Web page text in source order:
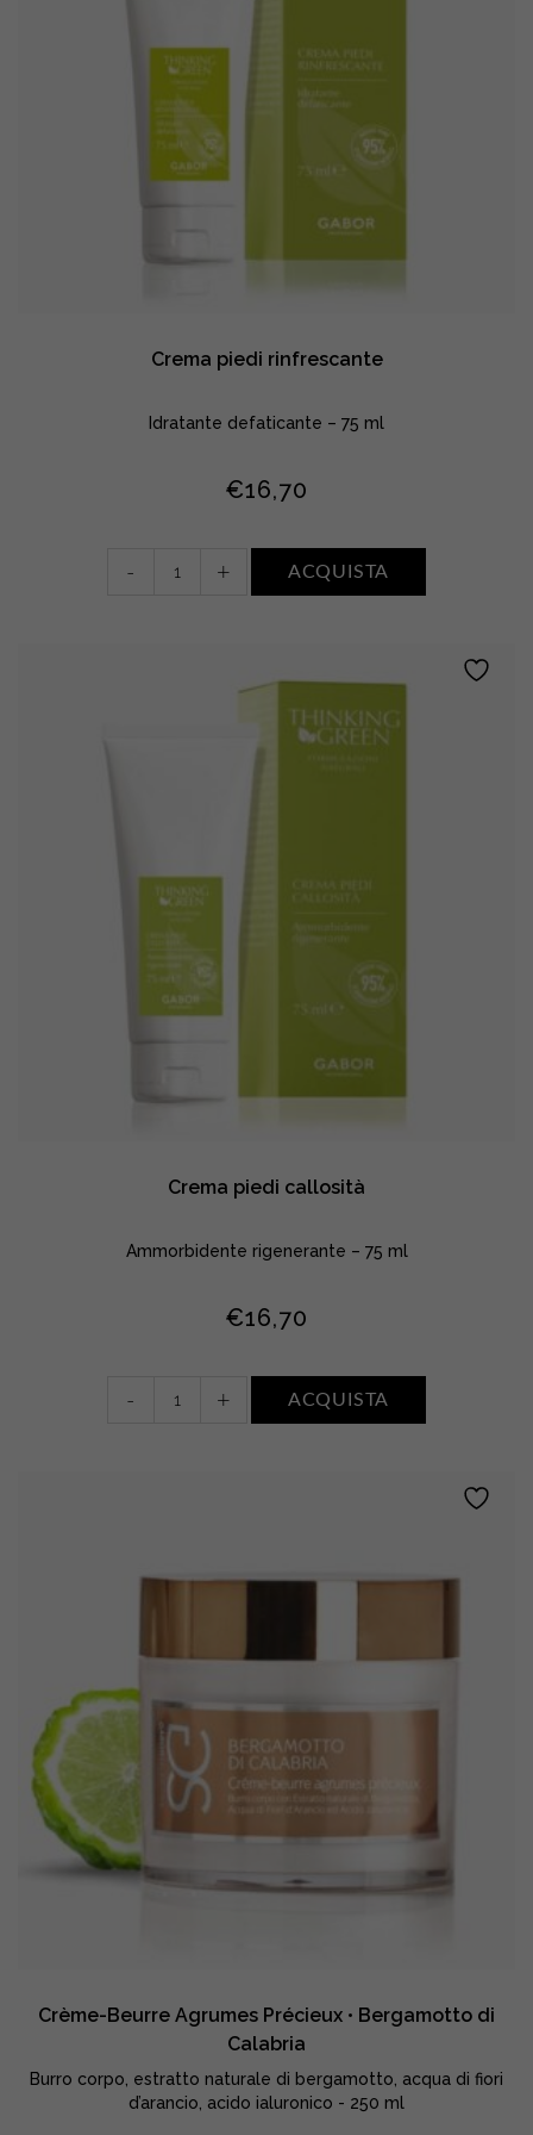
Crema piedi rinfrescante
Idratante defaticante – 75 ml
€16,70
- + ACQUISTA
Crema piedi callosità
Ammorbidente rigenerante – 75 ml
€16,70
- + ACQUISTA
Crème-Beurre Agrumes Précieux • Bergamotto di
Calabria
Burro corpo, estratto naturale di bergamotto, acqua di fiori
d’arancio, acido ialuronico - 250 ml